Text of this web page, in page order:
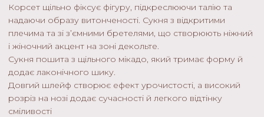
Корсет щільно фіксує фігуру, підкреслюючи талію та
надаючи образу витонченості. Сукня з відкритими
плечима та зі з’ємними бретелями, що створюють ніжний
і жіночний акцент на зоні декольте.
Сукня пошита з щільного мікадо, який тримає форму й
додає лаконічного шику.
Довгий шлейф створює ефект урочистості, а високий
розріз на нозі додає сучасності й легкого відтінку
сміливості